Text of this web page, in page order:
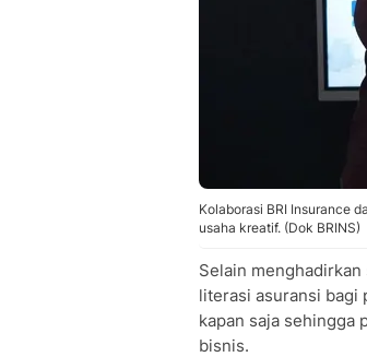
Kolaborasi BRI Insurance
usaha kreatif. (Dok BRINS)
Selain
literasi asuransi bagi
kapan saja sehingga
bisnis.